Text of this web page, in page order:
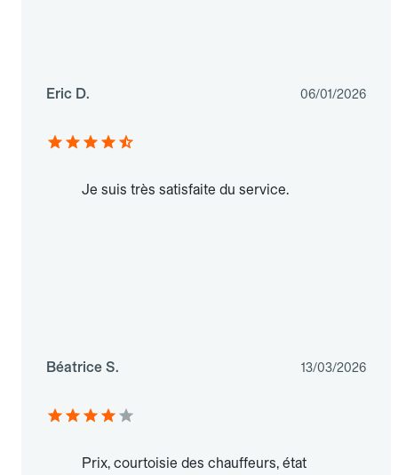
Eric D. 06/01/2026
Je suis très satisfaite du service.
Béatrice S. 13/03/2026
Prix, courtoisie des chauffeurs, état